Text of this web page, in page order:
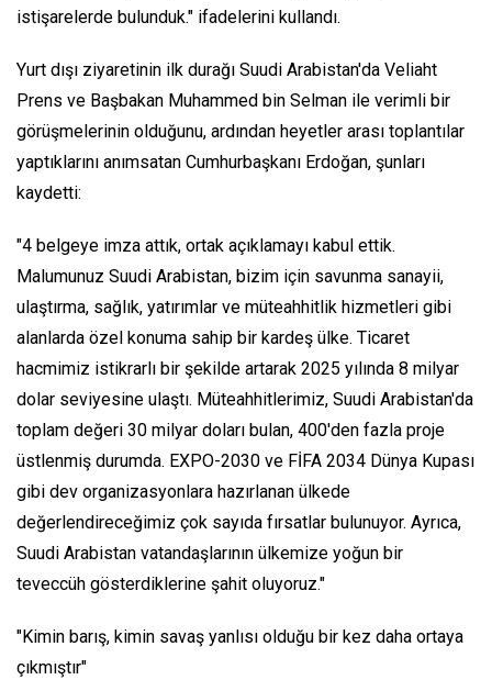
istişarelerde bulunduk." ifadelerini kullandı.
Yurt dışı ziyaretinin ilk durağı Suudi Arabistan'da Veliaht
Prens ve Başbakan Muhammed bin Selman ile verimli bir
görüşmelerinin olduğunu, ardından heyetler arası toplantılar
yaptıklarını anımsatan Cumhurbaşkanı Erdoğan, şunları
kaydetti:
"4 belgeye imza attık, ortak açıklamayı kabul ettik.
Malumunuz Suudi Arabistan, bizim için savunma sanayii,
ulaştırma, sağlık, yatırımlar ve müteahhitlik hizmetleri gibi
alanlarda özel konuma sahip bir kardeş ülke. Ticaret
hacmimiz istikrarlı bir şekilde artarak 2025 yılında 8 milyar
dolar seviyesine ulaştı. Müteahhitlerimiz, Suudi Arabistan'da
toplam değeri 30 milyar doları bulan, 400'den fazla proje
üstlenmiş durumda. EXPO-2030 ve FİFA 2034 Dünya Kupası
gibi dev organizasyonlara hazırlanan ülkede
değerlendireceğimiz çok sayıda fırsatlar bulunuyor. Ayrıca,
Suudi Arabistan vatandaşlarının ülkemize yoğun bir
teveccüh gösterdiklerine şahit oluyoruz."
"Kimin barış, kimin savaş yanlısı olduğu bir kez daha ortaya
çıkmıştır"